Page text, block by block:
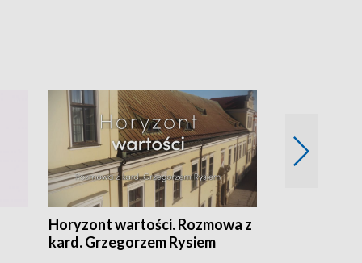
Horyzont wartości. Rozmowa z
kard. Grzegorzem Rysiem